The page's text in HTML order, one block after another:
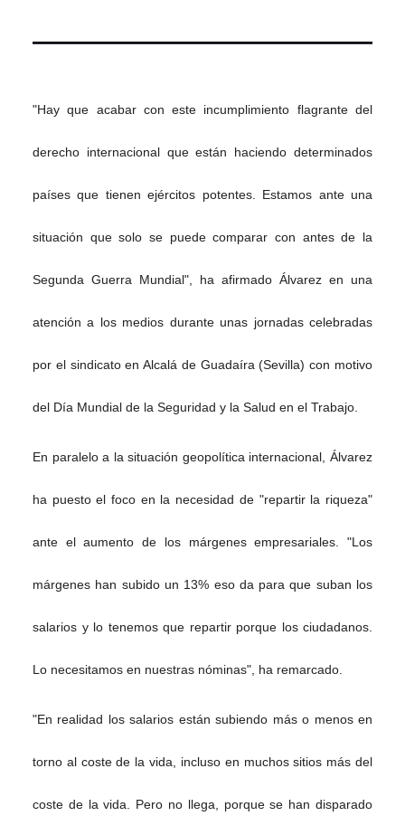
"Hay que acabar con este incumplimiento flagrante del
derecho internacional que están haciendo determinados
países que tienen ejércitos potentes. Estamos ante una
situación que solo se puede comparar con antes de la
Segunda Guerra Mundial", ha afirmado Álvarez en una
atención a los medios durante unas jornadas celebradas
por el sindicato en Alcalá de Guadaíra (Sevilla) con motivo
del Día Mundial de la Seguridad y la Salud en el Trabajo.
En paralelo a la situación geopolítica internacional, Álvarez
ha puesto el foco en la necesidad de "repartir la riqueza"
ante el aumento de los márgenes empresariales. "Los
márgenes han subido un 13% eso da para que suban los
salarios y lo tenemos que repartir porque los ciudadanos.
Lo necesitamos en nuestras nóminas", ha remarcado.
"En realidad los salarios están subiendo más o menos en
torno al coste de la vida, incluso en muchos sitios más del
coste de la vida. Pero no llega, porque se han disparado